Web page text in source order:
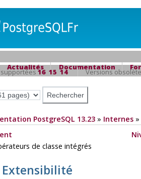
Actualités Documentation
16 15 14 Versions
PostgreSQL 13.23» Internes»
de classe intégrés
Extensibilité